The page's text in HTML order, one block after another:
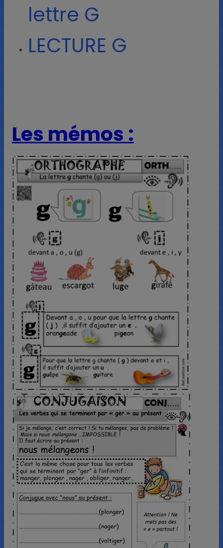
lettre G
LECTURE G
Les mémos :